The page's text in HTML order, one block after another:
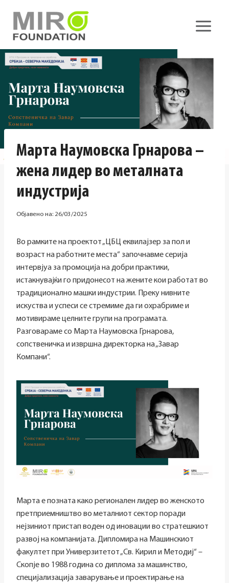
content
Марта Наумовска Грнарова –
жена лидер во металната
индустрија
Објавено на: 26/03/2025
Во рамките на проектот „ЦБЦ еквилајзер за пол и
возраст на работните места“ започнавме серија
интервјуа за промоција на добри практики,
истакнувајќи го придонесот на жените кои работат во
традиционално машки индустрии. Преку нивните
искуства и успеси се стремиме да ги охрабриме и
мотивираме целните групи на програмата.
Разговараме со Марта Наумовска Грнарова,
сопственичка и извршна директорка на „Завар
Компани“.
Марта е позната како регионален лидер во женското
претприемништво во металниот сектор поради
нејзиниот пристап воден од иновации во стратешкиот
развој на компанијата. Дипломира на Машинскиот
факултет при Универзитетот „Св. Кирил и Методиј“ –
Скопје во 1988 година со диплома за машинство,
специјализација заварување и проектирање на